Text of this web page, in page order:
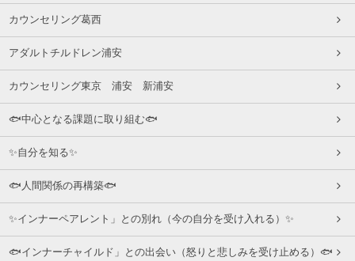
カウンセリング葛西
アダルトチルドレン浦安
カウンセリング東京 浦安 新浦安
🐟中心となる課題に取り組む🐟
✨自分を知る✨
🐟人間関係の再構築🐟
✨インナーペアレント」との別れ（今の自分を受け入れる）✨
🐟インナーチャイルド」との出会い（怒りと悲しみを受け止める）🐟